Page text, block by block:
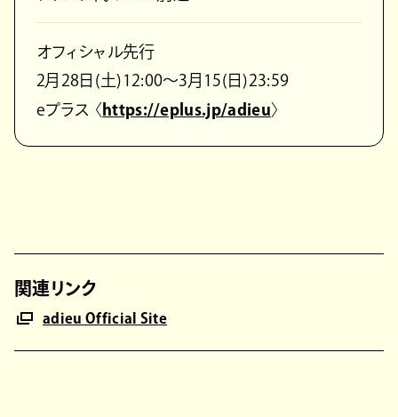
オフィシャル先行
2月28日(土)12:00～3月15(日)23:59
eプラス 〈 https://eplus.jp/adieu〉
関連リンク
adieu Official Site